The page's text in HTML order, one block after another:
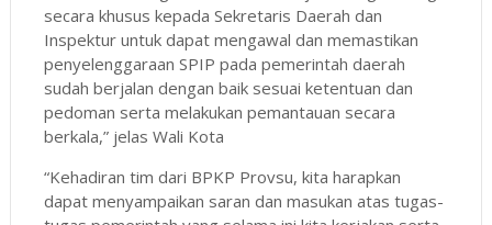
secara khusus kepada Sekretaris Daerah dan
Inspektur untuk dapat mengawal dan memastikan
penyelenggaraan SPIP pada pemerintah daerah
sudah berjalan dengan baik sesuai ketentuan dan
pedoman serta melakukan pemantauan secara
berkala,” jelas Wali Kota
“Kehadiran tim dari BPKP Provsu, kita harapkan
dapat menyampaikan saran dan masukan atas tugas-